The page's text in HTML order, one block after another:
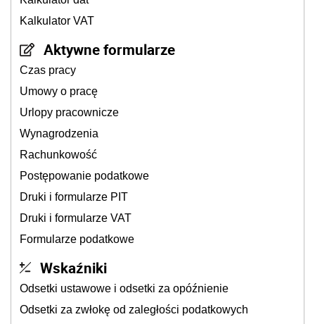
Kalkulator VAT
Aktywne formularze
Czas pracy
Umowy o pracę
Urlopy pracownicze
Wynagrodzenia
Rachunkowość
Postępowanie podatkowe
Druki i formularze PIT
Druki i formularze VAT
Formularze podatkowe
Wskaźniki
Odsetki ustawowe i odsetki za opóźnienie
Odsetki za zwłokę od zaległości podatkowych